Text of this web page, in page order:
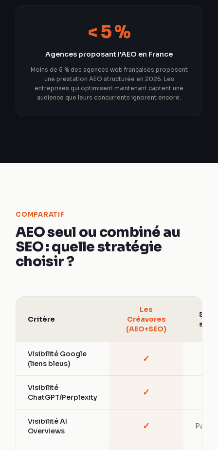
< 5 %
Agences proposant l'AEO en France
Moins de 5 % des agences web françaises proposent
une prestation AEO structurée en 2026. Les
entreprises qui optimisent maintenant captent une
audience que leurs concurrents ignorent encore.
COMPARATIF
AEO seul ou combiné au
SEO : quelle stratégie
choisir ?
Critère
Les
Créavores
(AEO+SEO)
SEO
seul
Visibilité Google
(liens bleus)
✓
Visibilité
ChatGPT/Perplexity
✓
Visibilité AI
Overviews
✓ Partiel